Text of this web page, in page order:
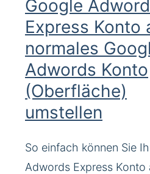
Google
Express Konto
normales
Adwords Konto
(Oberfläche)
umstellen
So einfach können Sie
Adwords Express Konto